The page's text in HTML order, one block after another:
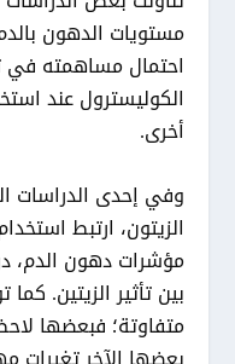
مستويات الدهون
احتمال مساهمته
الكوليسترول عند
أخرى.
وفي إحدى الدراسات
الزيتون، ارتبط
مؤشرات دهون الدم،
بين تأثير الزيتين.
متفاوتة؛ فبعضها